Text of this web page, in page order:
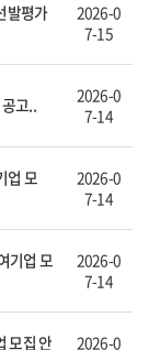
발평가
2026-0
7-15
고..
2026-0
7-14
업 모
2026-0
7-14
기업 모
2026-0
7-14
모집 안
2026-0